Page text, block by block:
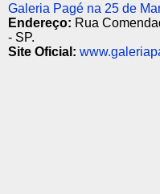
Galeria Pagé na 25 de
Endereço: Rua
- SP.
Site Oficial: